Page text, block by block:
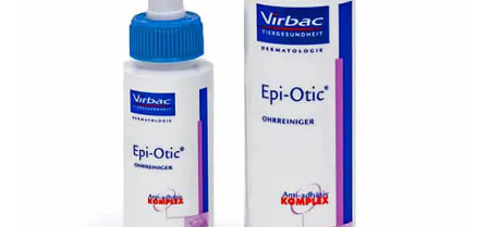
Chính sách mua hàng Chính sách vận chuyển
Chính sách bảo hành Chính sách bảo mật
Chính sách đổi trả